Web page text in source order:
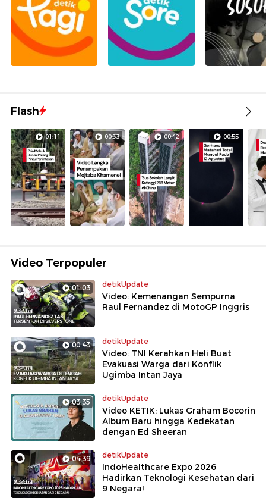
Flash
01:11 00:33 00:42 00:55
Video Terpopuler
01:03 detikUpdate
Video: Kemenangan Sempurna
Raul Fernandez di MotoGP Inggris
00:43 detikUpdate
Video: TNI Kerahkan Heli Buat
Evakuasi Warga dari Konflik
Ugimba Intan Jaya
03:35 detikUpdate
Video KETIK: Lukas Graham Bocorin
Album Baru hingga Kedekatan
dengan Ed Sheeran
04:39 detikUpdate
IndoHealthcare Expo 2026
Hadirkan Teknologi Kesehatan dari
9 Negara!